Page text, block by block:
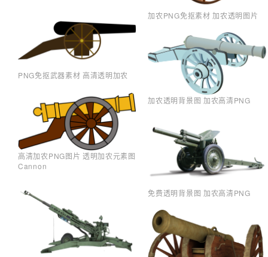
PNG免抠武器素材 高清透明加农
高清加农PNG图片 透明加农元素图
Cannon
加农PNG免抠素材 加农透明图片
加农透明背景图 加农高清PNG
免费透明背景图 加农高清PNG